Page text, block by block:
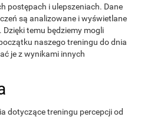
postępach i ulepszeniach. Dane
są analizowane i wyświetlane
temu będziemy mogli
naszego treningu do dnia
je z wynikami innych
dotyczące treningu percepcji od